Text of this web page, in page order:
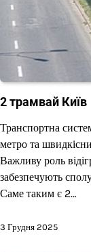
2 трамвай Київ
Транспортна
метро та
Важливу роль
забезпечують
Саме таким є 2…
3 Грудня 2025